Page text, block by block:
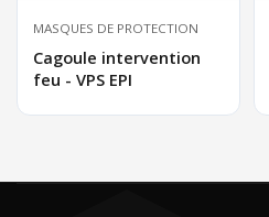
MASQUES DE PROTECTION
Cagoule intervention
feu - VPS EPI